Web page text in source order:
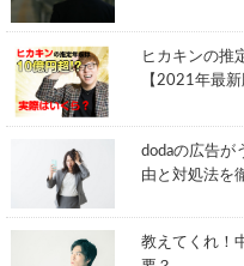
ヒカキンの推
【2021年最新
dodaの広告が
由と対処法を
教えてくれ！